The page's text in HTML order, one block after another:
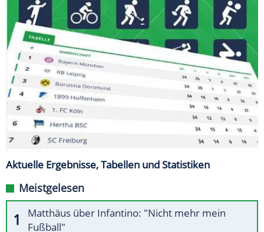
Aktuelle Ergebnisse, Tabellen und Statistiken
Meistgelesen
Matthäus über Infantino: "Nicht mehr mein
Fußball"